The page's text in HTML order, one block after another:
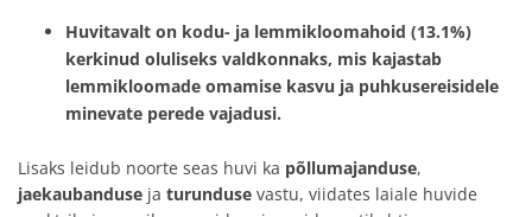
Huvitavalt on kodu- ja lemmikloomahoid (13.1%)
kerkinud oluliseks valdkonnaks, mis kajastab
lemmikloomade omamise kasvu ja puhkusereisidele
minevate perede vajadusi.
Lisaks leidub noorte seas huvi ka põllumajanduse,
jaekaubanduse ja turunduse vastu, viidates laiale huvide